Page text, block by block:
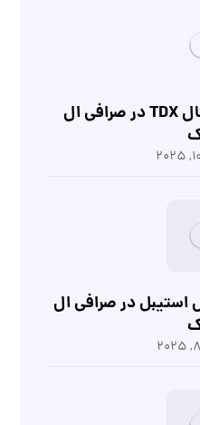
لیست شدن ارز دیجیتال TDX در صرافی ال
در صرافی ال